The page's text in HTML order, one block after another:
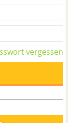
vergessen